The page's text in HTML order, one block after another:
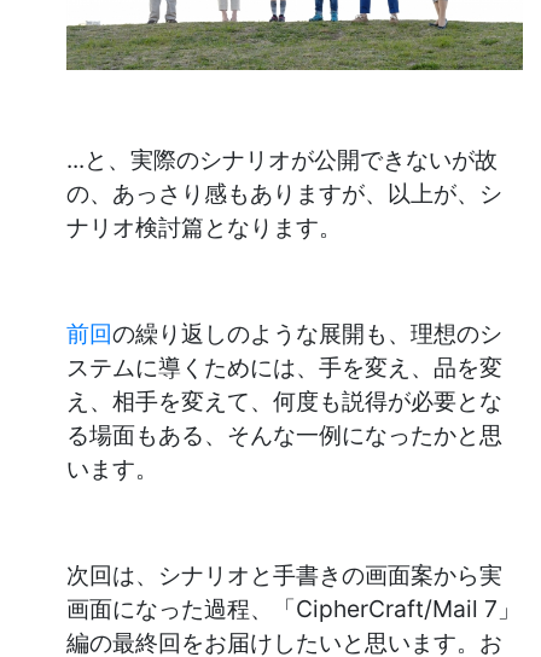
...と、実際のシナリオが公開できないが故
の、あっさり感もありますが、以上が、シ
ナリオ検討篇となります。
前回の繰り返しのような展開も、理想のシ
ステムに導くためには、手を変え、品を変
え、相手を変えて、何度も説得が必要とな
る場面もある、そんな一例になったかと思
います。
次回は、シナリオと手書きの画面案から実
画面になった過程、「CipherCraft/Mail 7」
編の最終回をお届けしたいと思います。お